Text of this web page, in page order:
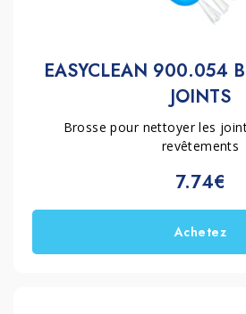
EASYCLEAN 900.054
JOINTS
Brosse pour nettoyer les
revêtements
7.74€
Achetez